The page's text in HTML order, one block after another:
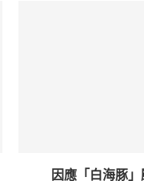
因應「白海豚